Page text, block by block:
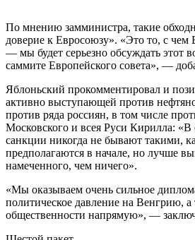
По мнению замминистра, такие
доверие к Евросоюзу». «Это то, с чем
— мы будет серьезно обсуждать этот
саммите Европейского совета», —
Яблоньский прокомментировал и
активно выступающей против
против ряда россиян, в том числе
Московского и всея Руси Кирилла: «В
санкции никогда не бывают такими,
предполагаются в начале, но лучше
намеченного, чем ничего».
«Мы оказываем очень сильное
политическое давление на Венгрию,
общественности напрямую», —